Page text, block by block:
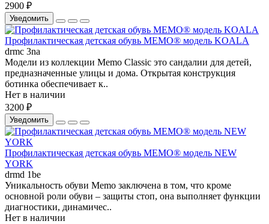
2900 ₽
Уведомить
Профилактическая детская обувь MEMO® модель KOALA
drmc 3na
Модели из коллекции Memo Classic это сандалии для детей,
предназначенные улицы и дома. Открытая конструкция
ботинка обеспечивает к..
Нет в наличии
3200 ₽
Уведомить
Профилактическая детская обувь MEMO® модель NEW
YORK
drmd 1be
Уникальность обуви Memo заключена в том, что кроме
основной роли обуви – защиты стоп, она выполняет функции
диагностики, динамичес..
Нет в наличии